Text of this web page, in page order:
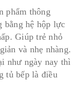
phẩm thông
bằng hệ hộp lực
Giúp trẻ nhỏ
và nhẹ nhàng.
như ngày nay thì
tủ bếp là điều